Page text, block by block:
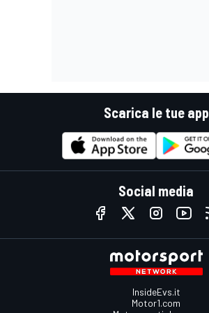
Scarica le tue app
Social media
InsideEvs.it
Motor1.com